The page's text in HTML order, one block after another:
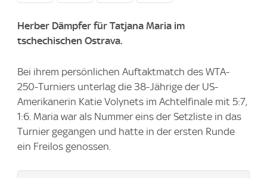
Herber Dämpfer für Tatjana Maria im
tschechischen Ostrava.
Bei ihrem persönlichen Auftaktmatch des WTA-
250-Turniers unterlag die 38-Jährige der US-
Amerikanerin Katie Volynets im Achtelfinale mit 5:7,
1:6. Maria war als Nummer eins der Setzliste in das
Turnier gegangen und hatte in der ersten Runde
ein Freilos genossen.